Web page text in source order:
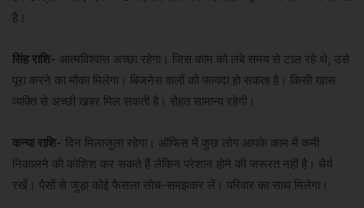
है।
सिंह राशि- आत्मविश्वास अच्छा रहेगा। जिस काम को लंबे समय से टाल रहे थे, उसे
पूरा करने का मौका मिलेगा। बिजनेस वालों को फायदा हो सकता है। किसी खास
व्यक्ति से अच्छी खबर मिल सकती है। सेहत सामान्य रहेगी।
कन्या राशि- दिन मिलाजुला रहेगा। ऑफिस में कुछ लोग आपके काम में कमी
निकालने की कोशिश कर सकते हैं लेकिन परेशान होने की जरूरत नहीं है। धैर्य
रखें। पैसों से जुड़ा कोई फैसला सोच-समझकर लें। परिवार का साथ मिलेगा।